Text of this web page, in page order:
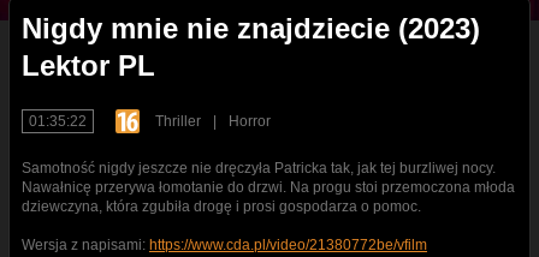
Nigdy mnie nie znajdziecie (2023)
Lektor PL
01:35:22 Thriller Horror
Samotność nigdy jeszcze nie dręczyła Patricka tak, jak tej burzliwej nocy.
Nawałnicę przerywa łomotanie do drzwi. Na progu stoi przemoczona młoda
dziewczyna, która zgubiła drogę i prosi gospodarza o pomoc.
Wersja z napisami: https://www.cda.pl/video/21380772be/vfilm